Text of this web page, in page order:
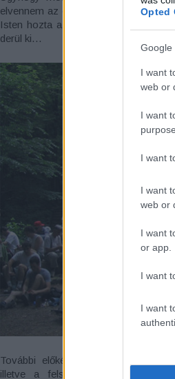
Opted
Google
I want
web or
I want
I want
I want
web or
I want
or app.
I want
I want
elvennem az olvasó kedvét attól,
Isten hozta a HVDJE-mozgalom
derül ki…
További előkészületeinket
illetve a felszerelés